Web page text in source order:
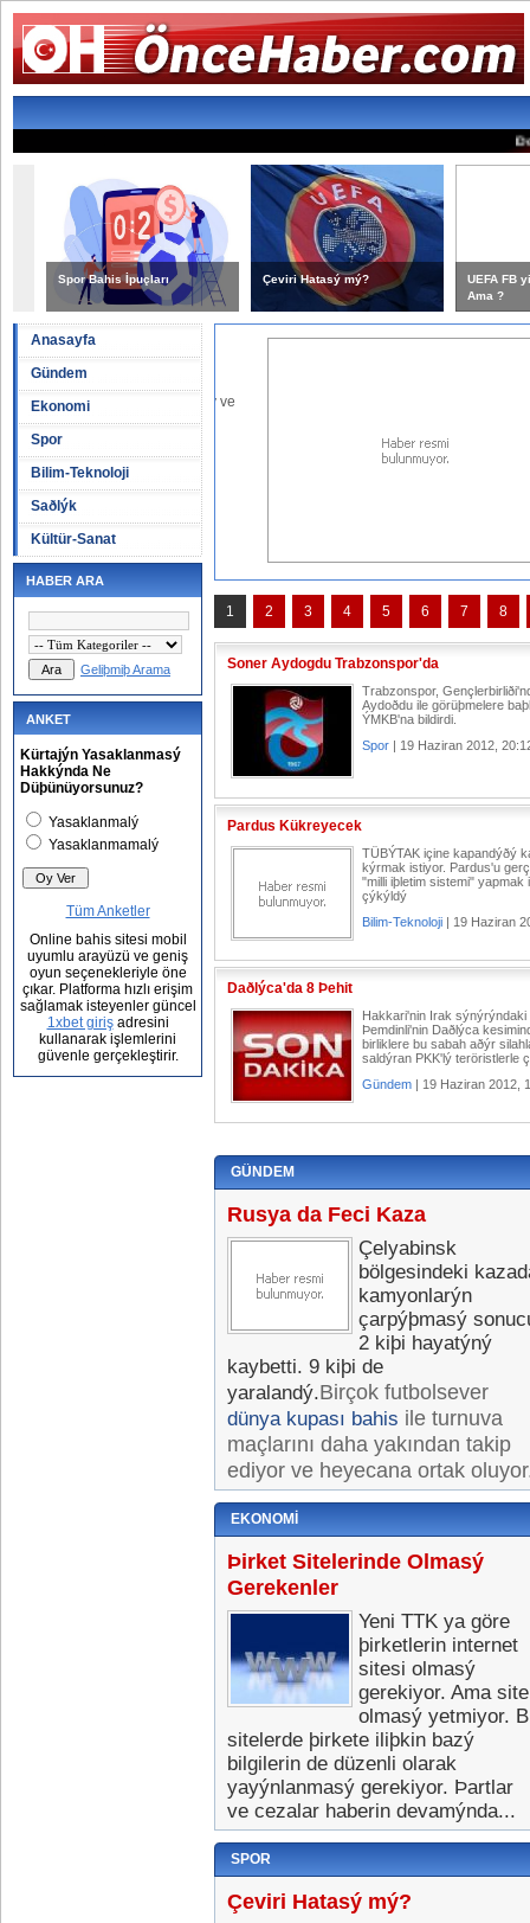
Spor Bahis İpuçları Çeviri Hatasý mý?
UEFA FB
Ama ?
Anasayfa
Gündem
Ekonomi
Spor
Bilim-Teknoloji
Saðlýk
Kültür-Sanat
HABER ARA
Geliþmiþ Arama
ANKET
Kürtajýn Yasaklanmasý
Hakkýnda Ne
Düþünüyorsunuz?
Yasaklanmalý
Yasaklanmamalý
Tüm Anketler
Online bahis sitesi mobil
uyumlu arayüzü ve geniş
oyun seçenekleriyle öne
çıkar. Platforma hızlı erişim
sağlamak isteyenler güncel
1xbet girişadresini
kullanarak işlemlerini
güvenle gerçekleştirir.
mý?
ye gönderdiði yazý ve
farklýlýklar olduðu
[Devamýný Oku...]
1 2 3 4 5 6 7 8
Soner Aydogdu Trabzonspor'da
Trabzonspor,
Aydoðdu ile görüþmelere
ÝMKB'na bildirdi.
Spor | 19 Haziran 2012,
Pardus Kükreyecek
TÜBÝTAK içine kapandýðý
kýrmak istiyor. Pardus'u
"milli iþletim sistemi" yapmak
çýkýldý
Bilim-Teknoloji | 19 Haziran
Daðlýca'da 8 Þehit
Hakkari'nin Irak sýnýrýndaki
Þemdinli'nin Daðlýca
birliklere bu sabah aðýr
saldýran PKK'lý teröristlerle
Gündem | 19 Haziran 2012,
GÜNDEM
Rusya da Feci Kaza
Çelyabinsk
bölgesindeki
kamyonlarýn
çarpýþmasý
2 kiþi hayatýný
kaybetti. 9 kiþi de
yaralandý.Birçok futbolsever
dünya kupası bahis ile turnuva
maçlarını daha yakından takip
ediyor ve heyecana ortak
EKONOMI
Þirket Sitelerinde Olmasý
Gerekenler
Yeni TTK ya göre
þirketlerin internet
sitesi olmasý
gerekiyor. Ama site
olmasý yetmiyor.
sitelerde þirkete iliþkin bazý
bilgilerin de düzenli olarak
yayýnlanmasý gerekiyor. Þartlar
ve cezalar haberin devamýnda...
SPOR
Çeviri Hatasý mý?